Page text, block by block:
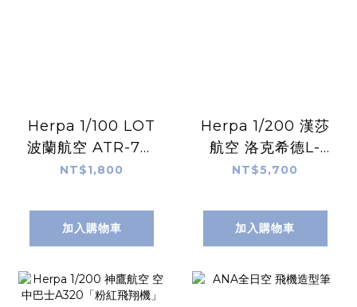
Herpa 1/100 LOT
波蘭航空 ATR-72-
200
NT$1,800
加入購物車
Herpa 1/200 漢莎
航空 洛克希德L-
1649A 超級明星機
NT$5,700
加入購物車